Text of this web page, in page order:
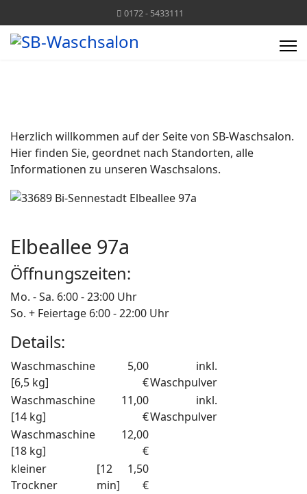
0172 - 5433111
Herzlich willkommen auf der Seite von SB-Waschsalon.
Hier finden Sie, geordnet nach Standorten, alle
Informationen zu unseren Waschsalons.
Elbeallee 97a
Öffnungszeiten:
Mo. - Sa. 6:00 - 23:00 Uhr
So. + Feiertage 6:00 - 22:00 Uhr
Details:
Waschmaschine
[6,5 kg]
5,00
€
inkl.
Waschpulver
Waschmaschine
[14 kg]
11,00
€
inkl.
Waschpulver
Waschmaschine
[18 kg]
12,00
€
kleiner
Trockner
[12
min]
1,50
€